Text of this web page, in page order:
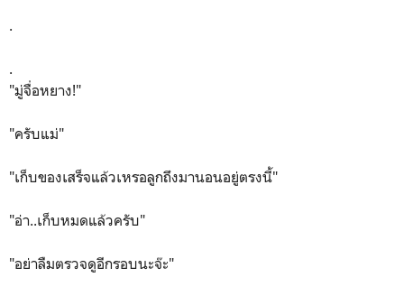
.
.
"มู่จื่อหยาง!"
"ครับแม่"
"เก็บของเสร็จแล้วเหรอลูกถึงมานอนอยู่ตรงนี้"
"อ่า..เก็บหมดแล้วครับ"
"อย่าลืมตรวจดูอีกรอบนะจ๊ะ"